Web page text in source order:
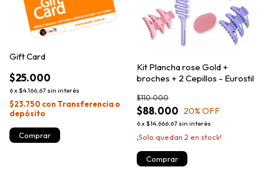
Gift Card
$25.000
6x $4.166,67 sin interés
$23.750 con Transferencia o
depósito
Comprar
Kit Plancha rose Gold +
broches + 2 Cepillos - Eurostil
$88.000
$110.000
20% OFF
6x $14.666,67 sin interés
¡Solo quedan 2 en stock!